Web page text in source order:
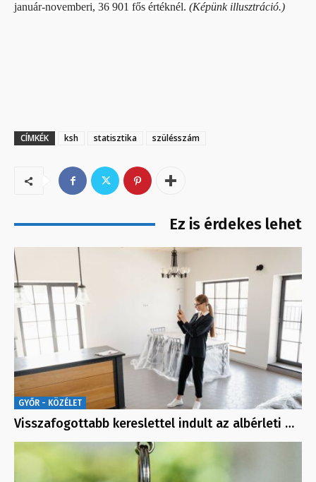
január-novemberi, 36 901 fős értéknél. (Képünk illusztráció.)
CÍMKÉK ksh statisztika szülésszám
Ez is érdekes lehet
GYŐR - KÖZÉLET
Visszafogottabb kereslettel indult az albérleti …